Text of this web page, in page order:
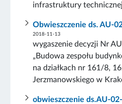
infrastruktury
Obwieszczenie ds. AU-
2018-11-13
wygaszenie decyzji Nr
„Budowa zespołu
na działkach nr 161/8,
Jerzmanowskiego w
obwieszczenie ds.AU-